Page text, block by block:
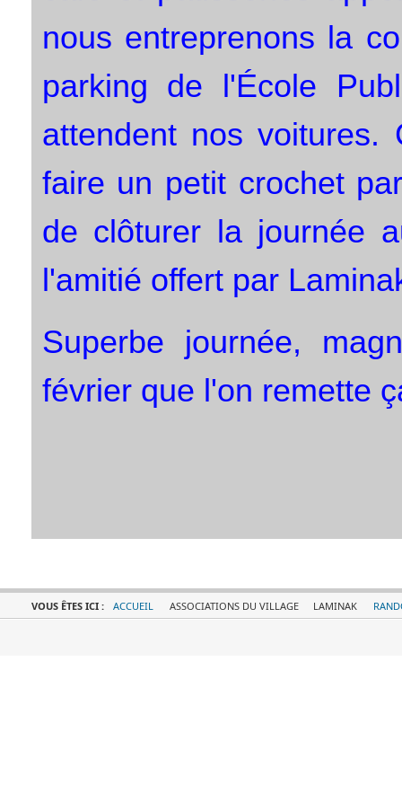
nous entreprenons la
parking de l'École
attendent nos
faire un petit crochet
de clôturer la journée
l'amitié offert par
Superbe journée,
février que l'on remette
VOUS ÊTES ICI : ACCUEIL ASSOCIATIONS DU VILLAGE LAMINAK